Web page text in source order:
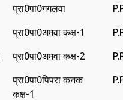
प्रा0पा0गगलवा
प्रा0पा0अमवा कक्ष-1
प्रा0पा0अमवा कक्ष-2
प्रा0पा0पिपरा कनक
कक्ष-1